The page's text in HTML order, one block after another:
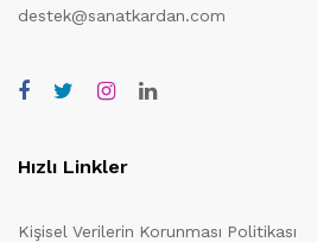
destek@sanatkardan.com
Hızlı Linkler
Kişisel Verilerin Korunması Politikası